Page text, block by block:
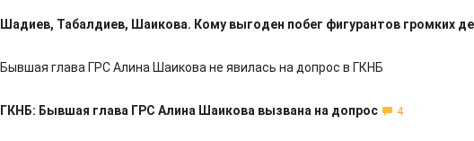
Шадиев, Табалдиев, Шаикова. Кому выгоден побег фигурантов громких
Бывшая глава ГРС Алина Шаикова не явилась на допрос в ГКНБ
ГКНБ: Бывшая глава ГРС Алина Шаикова вызвана на допрос 4